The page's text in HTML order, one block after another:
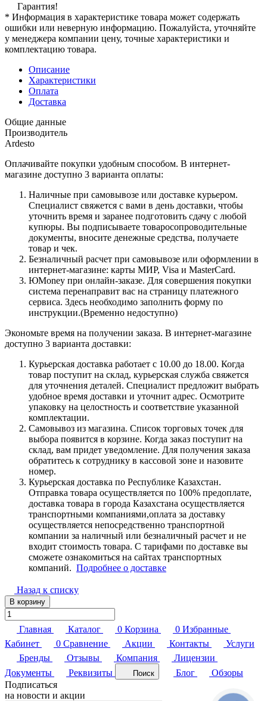
Гарантия!
* Информация в характеристике товара может содержать
ошибки или неверную информацию. Пожалуйста, уточняйте
у менеджера компании цену, точные характеристики и
комплектацию товара.
Описание
Характеристики
Оплата
Доставка
Общие данные
Производитель
Ardesto
Оплачивайте покупки удобным способом. В интернет-
магазине доступно 3 варианта оплаты:
Наличные при самовывозе или доставке курьером.
Специалист свяжется с вами в день доставки, чтобы
уточнить время и заранее подготовить сдачу с любой
купюры. Вы подписываете товаросопроводительные
документы, вносите денежные средства, получаете
товар и чек.
Безналичный расчет при самовывозе или оформлении в
интернет-магазине: карты МИР, Visa и MasterCard.
ЮMoney при онлайн-заказе. Для совершения покупки
система перенаправит вас на страницу платежного
сервиса. Здесь необходимо заполнить форму по
инструкции.(Временно недоступно)
Экономьте время на получении заказа. В интернет-магазине
доступно 3 варианта доставки:
Курьерская доставка работает с 10.00 до 18.00. Когда
товар поступит на склад, курьерская служба свяжется
для уточнения деталей. Специалист предложит выбрать
удобное время доставки и уточнит адрес. Осмотрите
упаковку на целостность и соответствие указанной
комплектации.
Самовывоз из магазина. Список торговых точек для
выбора появится в корзине. Когда заказ поступит на
склад, вам придет уведомление. Для получения заказа
обратитесь к сотруднику в кассовой зоне и назовите
номер.
Курьерская доставка по Республике Казахстан.
Отправка товара осуществляется по 100% предоплате,
доставка товара в города Казахстана осуществляется
транспортными компаниями,оплата за доставку
осуществляется непосредственно транспортной
компании за наличный или безналичный расчет и не
входит стоимость товара. С тарифами по доставке вы
сможете ознакомиться на сайтах транспортных
компаний. Подробнее о доставке
Назад к списку
В корзину
Главная Каталог 0 Корзина 0 Избранные
Кабинет
0 Сравнение Акции Контакты
Услуги
Бренды
Отзывы Компания
Лицензии
Документы
Реквизиты Поиск Блог
Обзоры
Подписаться
на новости и акции